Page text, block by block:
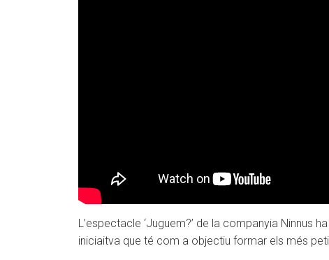
L’espectacle ‘Juguem?’ de la companyia Ninnus
iniciaitva que té com a objectiu formar els més